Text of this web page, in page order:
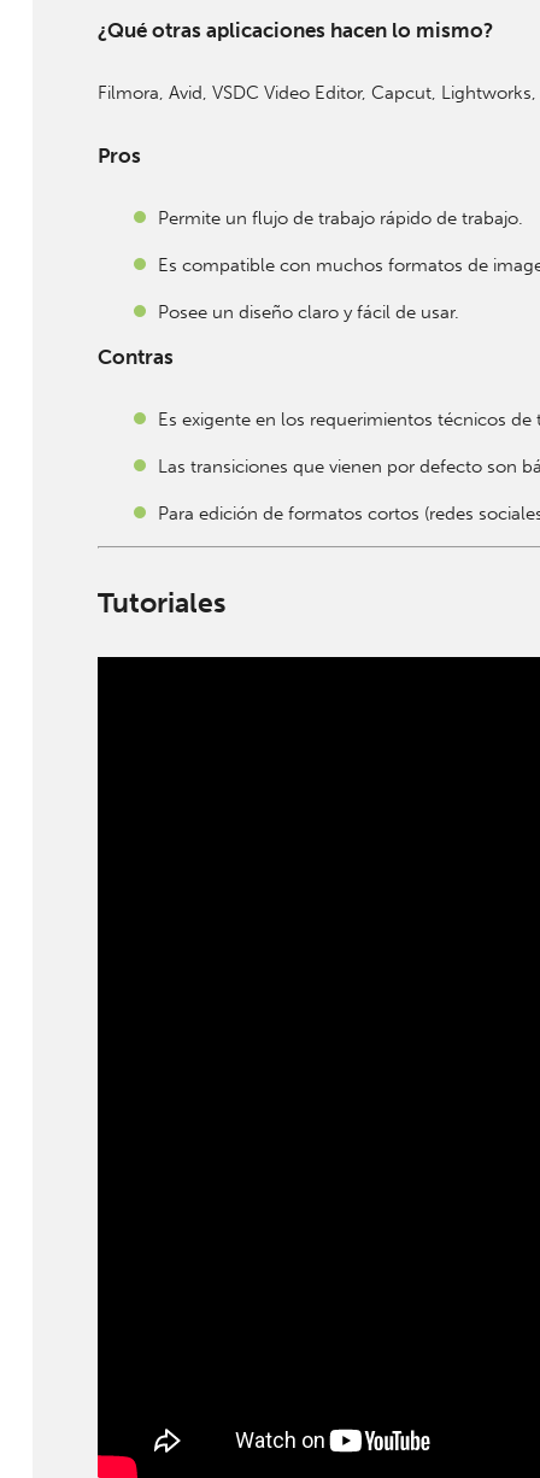
¿Qué otras aplicaciones hacen lo mismo?
Filmora, Avid, VSDC Video Editor, Capcut,
Pros
Permite un flujo de trabajo rápido de trabajo.
Es compatible con muchos formatos de
Posee un diseño claro y fácil de usar.
Contras
Es exigente en los requerimientos técnicos de
Las transiciones que vienen por defecto son
Para edición de formatos cortos (redes
Tutoriales